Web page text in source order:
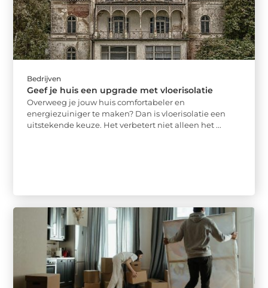
Bedrijven
Geef je huis een upgrade met vloerisolatie
Overweeg je jouw huis comfortabeler en
energiezuiniger te maken? Dan is vloerisolatie een
uitstekende keuze. Het verbetert niet alleen het ...